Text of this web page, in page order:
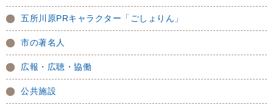
五所川原PRキャラクター「ごしょりん」
市の著名人
広報・広聴・協働
公共施設